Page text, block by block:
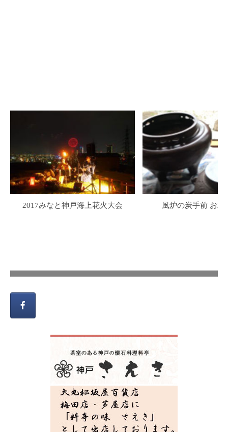
2017みなと神戸海上花火大会 風炉の炭手前 お水